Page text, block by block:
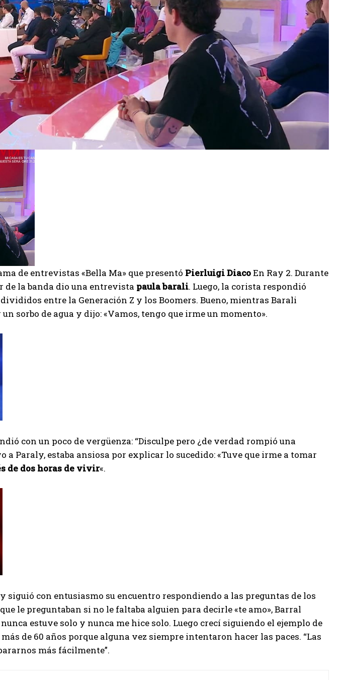
Policy
de entrevistas «Bella Ma» que presentó Pierluigi DiacoEn Ray 2. Durante
de la banda dio una entrevista paula barali. Luego, la corista respondió
entre la Generación Z y los Boomers. Bueno, mientras Barali
sorbo de agua y dijo: «Vamos, tengo que irme un momento».
con un poco de vergüenza: “Disculpe pero ¿de verdad rompió una
a Paraly, estaba ansiosa por explicar lo sucedido: «Tuve que irme a tomar
de dos horas de vivir«.
siguió con entusiasmo su encuentro respondiendo a las preguntas de los
le preguntaban si no le faltaba alguien para decirle «te amo», Barral
estuve solo y nunca me hice solo. Luego crecí siguiendo el ejemplo de
de 60 años porque alguna vez siempre intentaron hacer las paces. “Las
más fácilmente”.